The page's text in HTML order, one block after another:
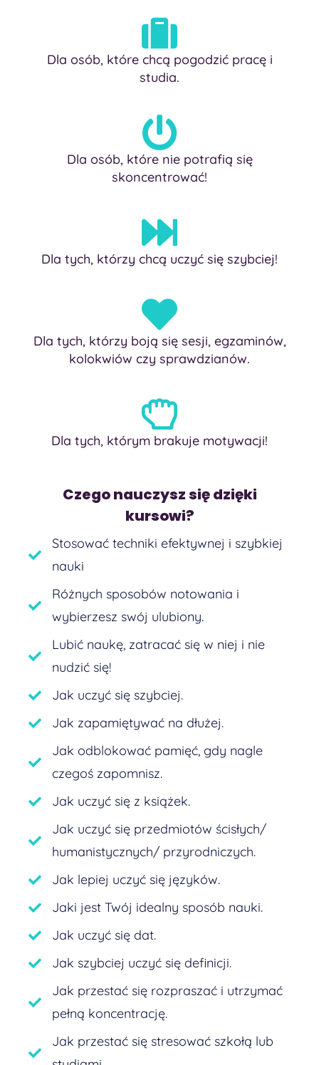
Dla osób, które chcą pogodzić pracę i
studia.
Dla osób, które nie potrafią się
skoncentrować!
Dla tych, którzy chcą uczyć się szybciej!
Dla tych, którzy boją się sesji, egzaminów,
kolokwiów czy sprawdzianów.
Dla tych, którym brakuje motywacji!
Czego nauczysz się dzięki
kursowi?
Stosować techniki efektywnej i szybkiej
nauki
Różnych sposobów notowania i
wybierzesz swój ulubiony.
Lubić naukę, zatracać się w niej i nie
nudzić się!
Jak uczyć się szybciej.
Jak zapamiętywać na dłużej.
Jak odblokować pamięć, gdy nagle
czegoś zapomnisz.
Jak uczyć się z książek.
Jak uczyć się przedmiotów ścisłych/
humanistycznych/ przyrodniczych.
Jak lepiej uczyć się języków.
Jaki jest Twój idealny sposób nauki.
Jak uczyć się dat.
Jak szybciej uczyć się definicji.
Jak przestać się rozpraszać i utrzymać
pełną koncentrację.
Jak przestać się stresować szkołą lub